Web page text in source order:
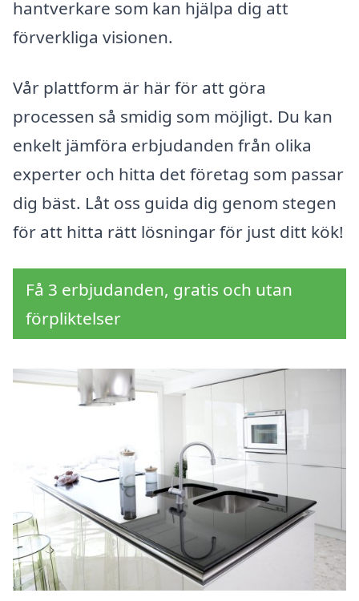
hantverkare som kan hjälpa dig att
förverkliga visionen.
Vår plattform är här för att göra
processen så smidig som möjligt. Du kan
enkelt jämföra erbjudanden från olika
experter och hitta det företag som passar
dig bäst. Låt oss guida dig genom stegen
för att hitta rätt lösningar för just ditt kök!
Få 3 erbjudanden, gratis och utan
förpliktelser